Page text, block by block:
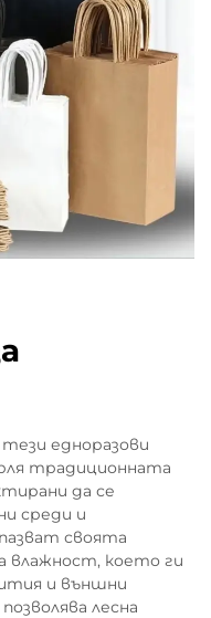
едноразови
традиционната
да се
среди и
своята
влажност, което ги
и външни
лесна